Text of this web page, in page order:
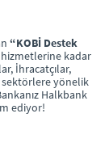
“KOBİ Destek
hizmetlerine kadar
İhracatçılar,
sektörlere yönelik
Halkbank
ediyor!